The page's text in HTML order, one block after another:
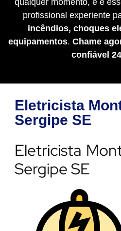
qualquer momento, e é
profissional experiente
incêndios, choques
equipamentos. Chame
confiável
Eletricista
Sergipe SE
Eletricista
Sergipe SE